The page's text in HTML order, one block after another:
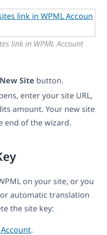
link in WPML Account
Site button.
enter your site URL,
amount. Your new site
end of the wizard.
on your site, or you
automatic translation
the site key:
.